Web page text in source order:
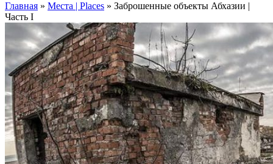
Главная » Места | Places » Заброшенные объекты Абхазии |
Часть I